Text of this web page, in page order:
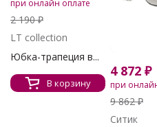
при онлайн оплате
2 190 ₽
LT collection
Юбка-трапеция в...
В корзину
4 872 ₽
при
9 862 ₽
Ситик